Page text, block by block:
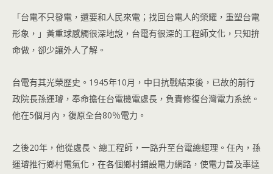
「台電不只發電，還要和人民來電；找回台電人的榮耀，重塑台電
形象，」黃重球感觸很深地說，台電有很深的工程師文化，只知拚
命做，卻少讓外人了解。
台電有其光榮歷史。1945年10月，中日抗戰結束後，已故的前行
政院長孫運璿，奉命擔任台電機電處長，負責修復台灣電力系統。
他在5個月內，復原全台80％電力。
之後20年，他從處長、總工程師，一路升至台電總經理。任內，孫
運璿推行鄉村電氣化，在各個鄉村鋪設電力網路，使電力普及率達